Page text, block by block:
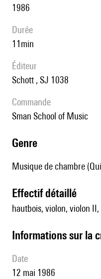
1986
durée
11min
éditeur
Schott , SJ 1038
Commande
Sman School of Music
genre
Musique de chambre
effectif détaillé
hautbois, violon, violon
informations sur la
date
12 mai 1986